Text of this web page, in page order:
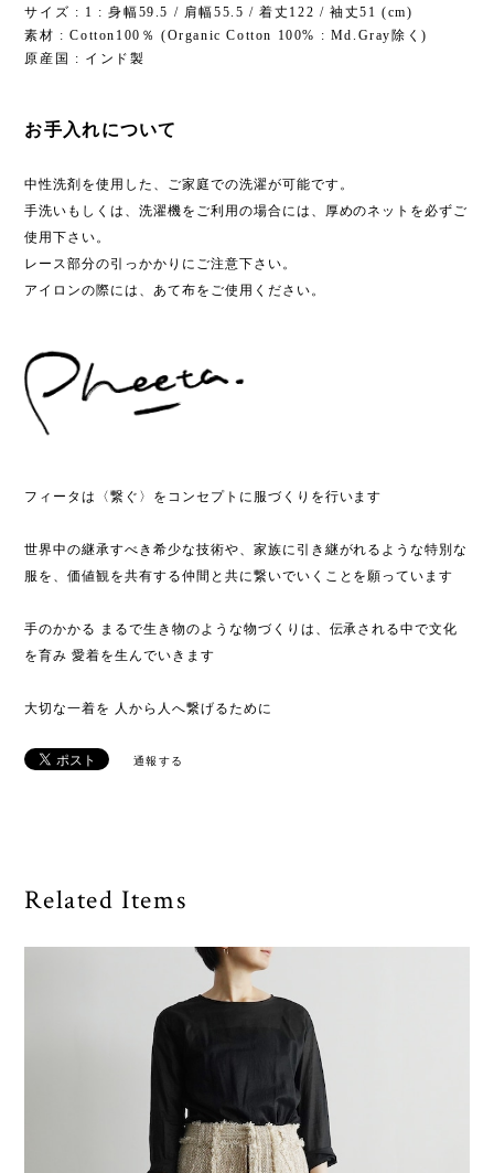
サイズ : 1 : 身幅59.5 / 肩幅55.5 / 着丈122 / 袖丈51 (cm)
素材 : Cotton100％ (Organic Cotton 100% : Md.Gray除く)
原産国 : インド製
お手入れについて
中性洗剤を使用した、ご家庭での洗濯が可能です。
手洗いもしくは、洗濯機をご利用の場合には、厚めのネットを必ずご
使用下さい。
レース部分の引っかかりにご注意下さい。
アイロンの際には、あて布をご使用ください。
フィータは〈繋ぐ〉をコンセプトに服づくりを行います
世界中の継承すべき希少な技術や、家族に引き継がれるような特別な
服を、価値観を共有する仲間と共に繋いでいくことを願っています
手のかかる まるで生き物のような物づくりは、伝承される中で文化
を育み 愛着を生んでいきます
大切な一着を 人から人へ繋げるために
通報する
Related Items